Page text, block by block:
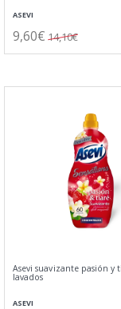
ASEVI
9,60€ 14,10€
Asevi suavizante pasión y
lavados
ASEVI